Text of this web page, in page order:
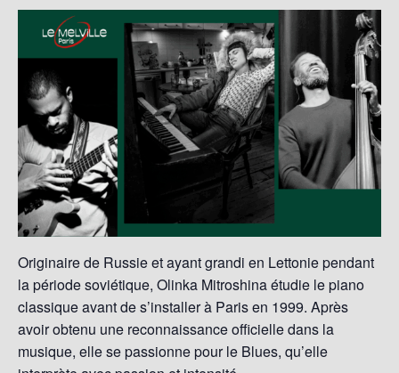
Originaire de Russie et ayant grandi en Lettonie pendant
la période soviétique, Olinka Mitroshina étudie le piano
classique avant de s’installer à Paris en 1999. Après
avoir obtenu une reconnaissance officielle dans la
musique, elle se passionne pour le Blues, qu’elle